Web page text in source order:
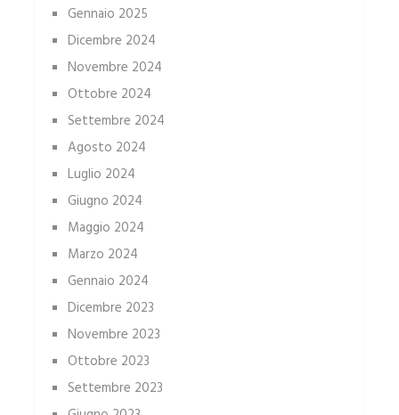
Gennaio 2025
Dicembre 2024
Novembre 2024
Ottobre 2024
Settembre 2024
Agosto 2024
Luglio 2024
Giugno 2024
Maggio 2024
Marzo 2024
Gennaio 2024
Dicembre 2023
Novembre 2023
Ottobre 2023
Settembre 2023